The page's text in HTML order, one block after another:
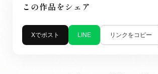
この作品をシェア
Xでポスト LINE リンクをコピー